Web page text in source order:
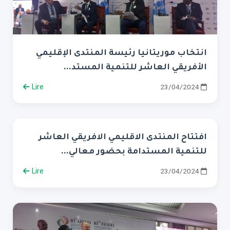
انتخاب موريتانيا رئيسة المنتدى الإقليمي
الأفريقي العاشر للتنمية المستد...
23/04/2024
Lire
افتتاح المنتدى الاقليمي الافريقي العاشر
للتنمية المستدامة بحضور معالي...
23/04/2024
Lire